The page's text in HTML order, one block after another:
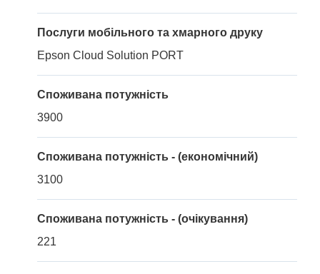
Послуги мобільного та хмарного друку
Epson Cloud Solution PORT
Споживана потужність
3900
Споживана потужність - (економічний)
3100
Споживана потужність - (очікування)
221